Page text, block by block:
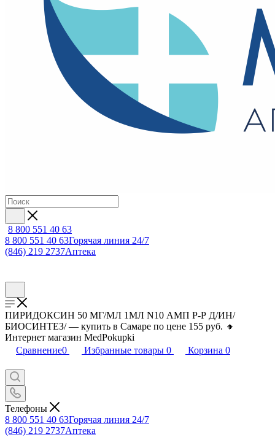
8 800 551 40 63
8 800 551 40 63Горячая линия 24/7
(846) 219 2737Аптека
ПИРИДОКСИН 50 МГ/МЛ 1МЛ N10 АМП Р-Р Д/ИН/
БИОСИНТЕЗ/ — купить в Самаре по цене 155 руб. 🔸
Интернет магазин MedPokupki
Сравнение0 Избранные товары 0 Корзина 0
Телефоны
8 800 551 40 63Горячая линия 24/7
(846) 219 2737Аптека